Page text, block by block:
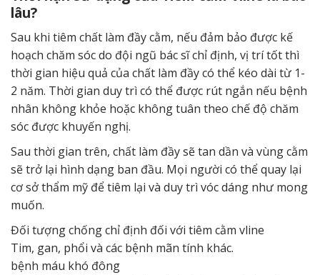
lâu?
Sau khi tiêm chất làm đầy cằm, nếu đảm bảo được kế
hoạch chăm sóc do đội ngũ bác sĩ chỉ định, vị trí tốt thì
thời gian hiệu quả của chất làm đầy có thể kéo dài từ 1-
2 năm. Thời gian duy trì có thể được rút ngắn nếu bệnh
nhân không khỏe hoặc không tuân theo chế độ chăm
sóc được khuyến nghị.
Sau thời gian trên, chất làm đầy sẽ tan dần và vùng cằm
sẽ trở lại hình dạng ban đầu. Mọi người có thể quay lại
cơ sở thẩm mỹ để tiêm lại và duy trì vóc dáng như mong
muốn.
Đối tượng chống chỉ định đối với tiêm cằm vline
Tim, gan, phổi và các bệnh mãn tính khác.
bệnh máu khó đông